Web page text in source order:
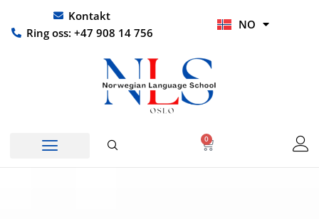
rett
Kontakt
Ring oss: +47 908 14 756
NO
HI
0
Handlekurv